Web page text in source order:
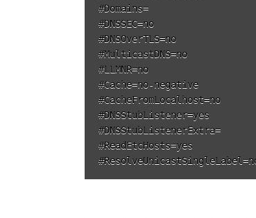
#Domains=
#DNSSEC=no
#DNSOverTLS=no
#MulticastDNS=no
#LLMNR=no
#Cache=no-negative
#CacheFromLocalhost=no
#DNSStubListener=yes
#DNSStubListenerExtra=
#ReadEtcHosts=yes